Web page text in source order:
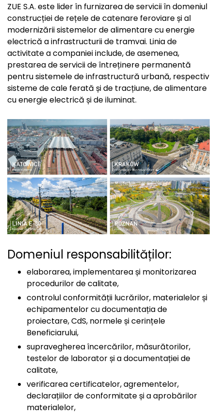
ZUE S.A. este lider în furnizarea de servicii în domeniul
construcției de rețele de catenare feroviare și al
modernizării sistemelor de alimentare cu energie
electrică a infrastructurii de tramvai. Linia de
activitate a companiei include, de asemenea,
prestarea de servicii de întreținere permanentă
pentru sistemele de infrastructură urbană, respectiv
sisteme de cale ferată și de tracțiune, de alimentare
cu energie electrică și de iluminat.
Domeniul responsabilităților:
elaborarea, implementarea și monitorizarea
procedurilor de calitate,
controlul conformității lucrărilor, materialelor și
echipamentelor cu documentația de
proiectare, CdS, normele și cerințele
Beneficiarului,
supravegherea încercărilor, măsurătorilor,
testelor de laborator și a documentației de
calitate,
verificarea certificatelor, agrementelor,
declarațiilor de conformitate și a aprobărilor
materialelor,